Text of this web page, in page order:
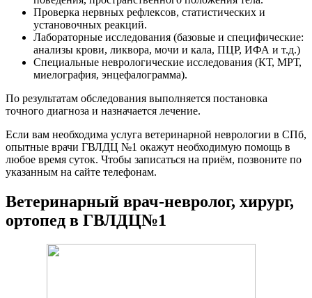
Проверка нервных рефлексов, статистических и
установочных реакций.
Лабораторные исследования (базовые и специфические:
анализы крови, ликвора, мочи и кала, ПЦР, ИФА и т.д.)
Специальные неврологические исследования (КТ, МРТ,
миелография, энцефалограмма).
По результатам обследования выполняется постановка
точного диагноза и назначается лечение.
Если вам необходима услуга ветеринарной неврологии в СПб,
опытные врачи ГВЛДЦ №1 окажут необходимую помощь в
любое время суток. Чтобы записаться на приём, позвоните по
указанным на сайте телефонам.
Ветеринарный врач-невролог, хирург,
ортопед в ГВЛДЦ№1